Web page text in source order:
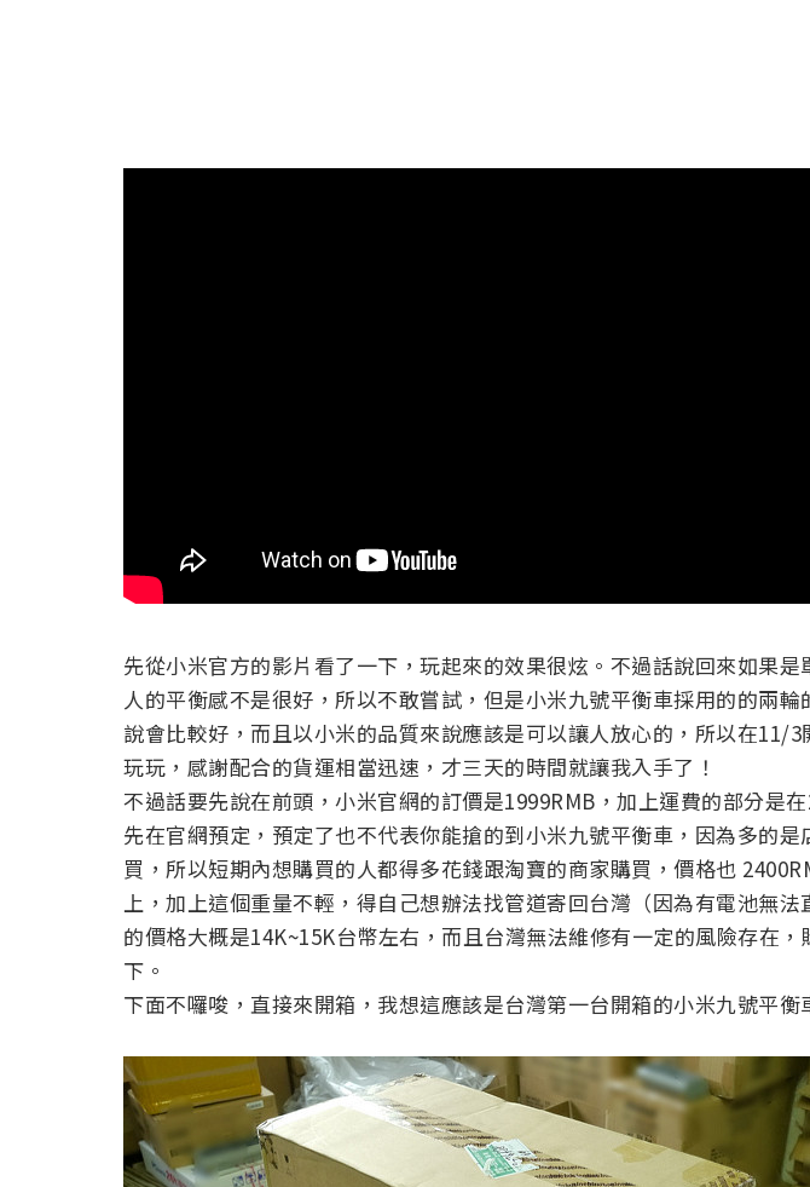
先從小米官方的影片看了一下，玩起來的效果很炫。不過話說回來如果
人的平衡感不是很好，所以不敢嘗試，但是小米九號平衡車採用的的兩
說會比較好，而且以小米的品質來說應該是可以讓人放心的，所以在11/
玩玩，感謝配合的貨運相當迅速，才三天的時間就讓我入手了！
不過話要先說在前頭，小米官網的訂價是1999RMB，加上運費的部分是
先在官網預定，預定了也不代表你能搶的到小米九號平衡車，因為多的是
買，所以短期內想購買的人都得多花錢跟淘寶的商家購買，價格也
上，加上這個重量不輕，得自己想辦法找管道寄回台灣（因為有電池無
的價格大概是14K~15K台幣左右，而且台灣無法維修有一定的風險存在
下。
下面不囉唆，直接來開箱，我想這應該是台灣第一台開箱的小米九號平衡